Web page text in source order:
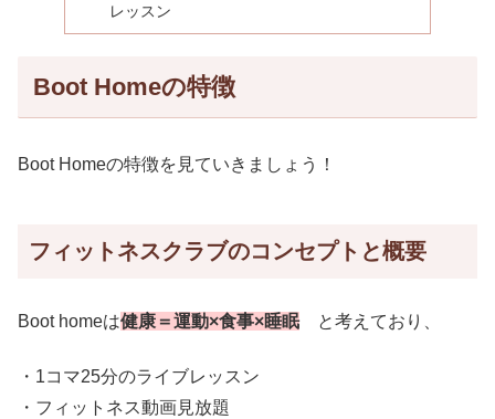
レッスン
Boot Homeの特徴
Boot Homeの特徴を見ていきましょう！
フィットネスクラブのコンセプトと概要
Boot homeは健康＝運動×食事×睡眠と考えており、
・1コマ25分のライブレッスン
・フィットネス動画見放題